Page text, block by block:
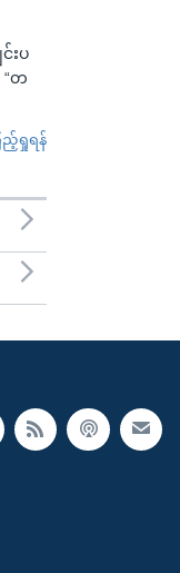
းပ
“တ
ည့်ရှုရန်